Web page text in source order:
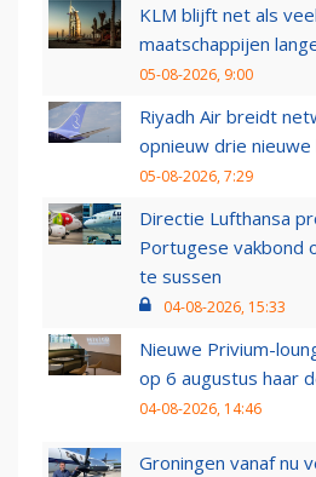
KLM blijft net als
maatschappijen
05-08-2026, 9:00
Riyadh Air breidt
opnieuw drie
05-08-2026, 7:29
Directie Lufthansa
Portugese vakbond
te sussen
04-08-2026, 15:33
Nieuwe Privium-
op 6 augustus haar
04-08-2026, 14:46
Groningen vanaf nu